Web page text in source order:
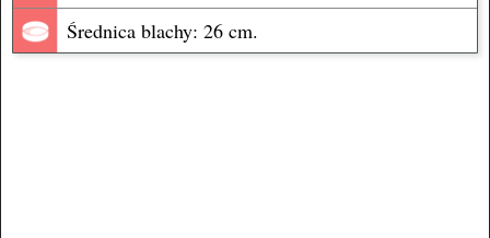
Średnica blachy: 26 cm.